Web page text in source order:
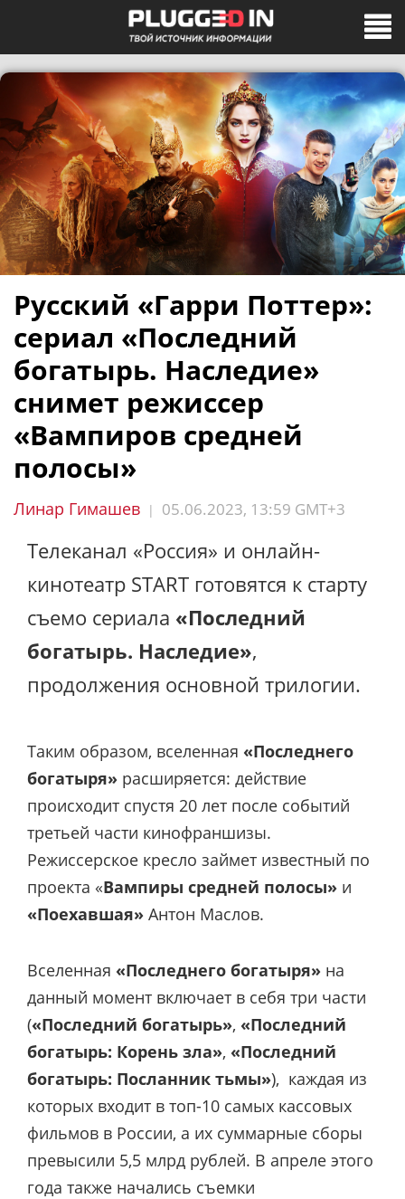
Русский «Гарри Поттер»:
сериал «Последний
богатырь. Наследие»
снимет режиссер
«Вампиров средней
полосы»
Линар Гимашев | 05.06.2023, 13:59 GMT+3
Телеканал «Россия» и онлайн-
кинотеатр START готовятся к старту
съемо сериала «Последний
богатырь. Наследие»,
продолжения основной трилогии.
Таким образом, вселенная «Последнего
богатыря» расширяется: действие
происходит спустя 20 лет после событий
третьей части кинофраншизы.
Режиссерское кресло займет известный по
проекта «Вампиры средней полосы» и
«Поехавшая» Антон Маслов.
Вселенная «Последнего богатыря» на
данный момент включает в себя три части
(«Последний богатырь», «Последний
богатырь: Корень зла», «Последний
богатырь: Посланник тьмы»), каждая из
которых входит в топ-10 самых кассовых
фильмов в России, а их суммарные сборы
превысили 5,5 млрд рублей. В апреле этого
года также начались съемки